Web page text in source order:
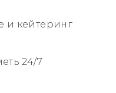
и кейтеринг
24/7